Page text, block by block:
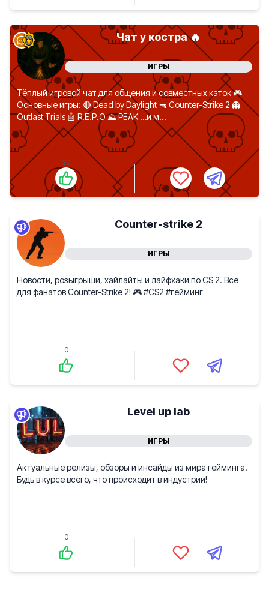
Чат у костра 🔥
ИГРЫ
Тёплый игровой чат для общения и совместных каток 🎮
Основные игры: 🔴 Dead by Daylight 🔫 Counter-Strike 2 👻
Outlast Trials 🤖 R.E.P.O ⛰ PEAK …и м...
30
Counter-strike 2
ИГРЫ
Новости, розыгрыши, хайлайты и лайфхаки по CS 2. Всё
для фанатов Counter-Strike 2! 🎮 #CS2 #гейминг
0
Level up lab
ИГРЫ
Актуальные релизы, обзоры и инсайды из мира гейминга.
Будь в курсе всего, что происходит в индустрии!
0